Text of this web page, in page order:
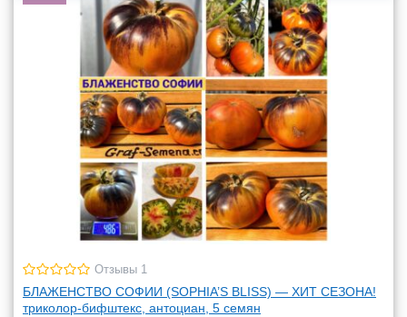
Отзывы 1
БЛАЖЕНСТВО СОФИИ (SOPHIA’S BLISS) — ХИТ СЕЗОНА!
триколор-бифштекс, антоциан, 5 семян